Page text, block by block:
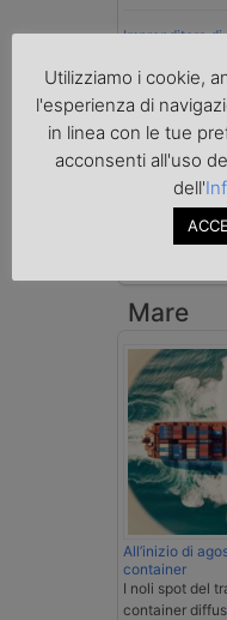
Imprenditore
Cassazione
velocità col
La Cassazione
spedizioniere-
Esenzione Iva
su tutta la
Mare
All’inizio di
container
I noli spot del
container
Utilizziamo i cookie,
l'esperienza di
in linea con le tue
acconsenti all'uso
dell'